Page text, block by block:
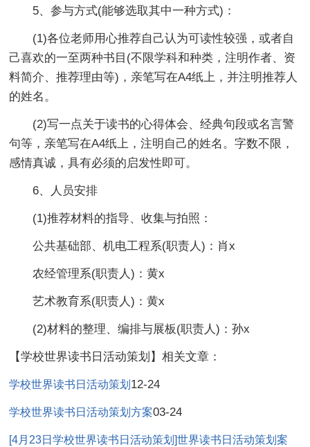
5、参与方式(能够选取其中一种方式)：
(1)各位老师用心推荐自己认为可读性较强，或者自
己喜欢的一至两种书目(不限学科和种类，注明作者、资
料简介、推荐理由等)，亲笔写在A4纸上，并注明推荐人
的姓名。
(2)写一点关于读书的心得体会、经典句段或名言警
句等，亲笔写在A4纸上，注明自己的姓名。字数不限，
感情真诚，具有必须的启发性即可。
6、人员安排
(1)推荐材料的指导、收集与拍照：
公共基础部、机电工程系(职责人)：肖x
农经管理系(职责人)：黄x
艺术教育系(职责人)：黄x
(2)材料的整理、编排与展板(职责人)：孙x
【学校世界读书日活动策划】相关文章：
学校世界读书日活动策划 12-24
学校世界读书日活动策划方案03-24
[4月23日学校世界读书日活动策划]世界读书日活动策划案